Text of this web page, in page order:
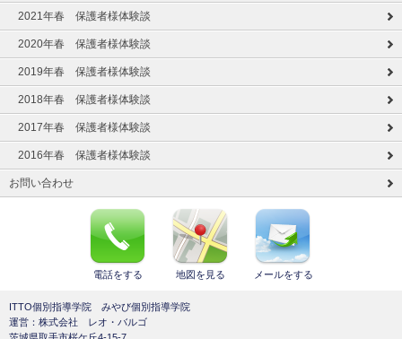
2021年春 保護者様体験談
2020年春 保護者様体験談
2019年春 保護者様体験談
2018年春 保護者様体験談
2017年春 保護者様体験談
2016年春 保護者様体験談
お問い合わせ
電話をする 地図を見る メールをする
ITTO個別指導学院 みやび個別指導学院
運営：株式会社 レオ・バルゴ